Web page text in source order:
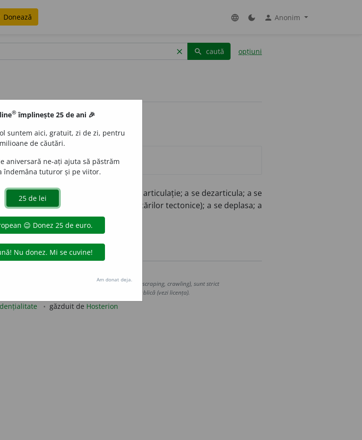
Donează language dark_mode person Anonim
clear search caută opțiuni
2)(despre oase sau membre)
A ieși din articulație; a se dezarticula; a se
poziția inițială (sub acțiunea mișcărilor tectonice); a se deplasa; a
prin orice metode de extragere automată (web scraping, crawling), sunt strict
seturilor de date oferite oficial spre utilizare publică (vezi licența).
găzduit de Hosterion
® împlinește 25 de ani 🎉
suntem aici, gratuit, zi de zi, pentru
milioane de căutări.
aniversară ne-ați ajuta să păstrăm
îndemâna tuturor și pe viitor.
Am donat deja.